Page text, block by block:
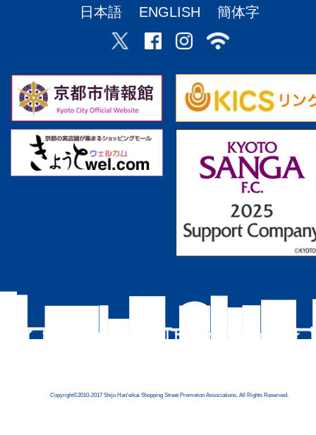
日本語 ENGLISH 簡体字
Copyright©2010-2017 Shijo Han'eikai Shopping Street Promotion Associations, All Rights Reserved.